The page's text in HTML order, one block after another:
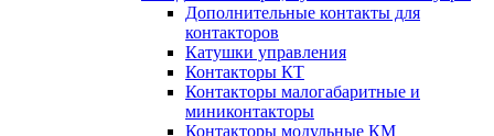
Дополнительные контакты для
контакторов
Катушки управления
Контакторы КТ
Контакторы малогабаритные и
миниконтакторы
Контакторы модульные КМ